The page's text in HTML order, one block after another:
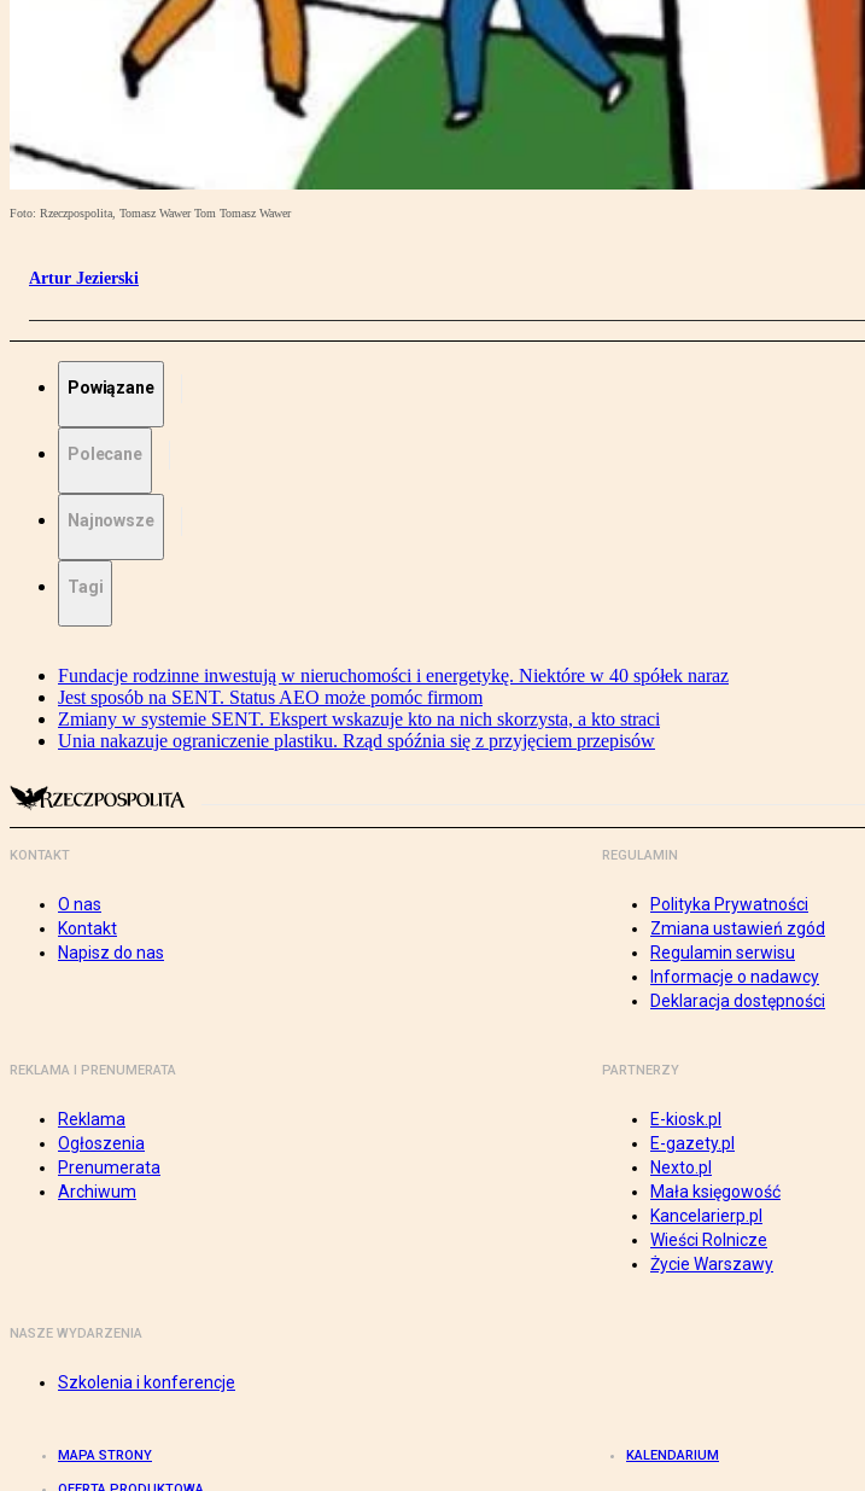
Foto: Rzeczpospolita, Tomasz Wawer Tom Tomasz Wawer
Artur Jezierski
Powiązane
Polecane
Najnowsze
Tagi
Fundacje rodzinne inwestują w nieruchomości i energetykę. Niektóre w 40 spółek naraz
Jest sposób na SENT. Status AEO może pomóc firmom
Zmiany w systemie SENT. Ekspert wskazuje kto na nich skorzysta, a kto straci
Unia nakazuje ograniczenie plastiku. Rząd spóźnia się z przyjęciem przepisów
KONTAKT
O nas
Kontakt
Napisz do nas
REGULAMIN
Polityka Prywatności
Zmiana ustawień zgód
Regulamin serwisu
Informacje o nadawcy
Deklaracja dostępności
REKLAMA I PRENUMERATA
Reklama
Ogłoszenia
Prenumerata
Archiwum
PARTNERZY
E-kiosk.pl
E-gazety.pl
Nexto.pl
Mała księgowość
Kancelarierp.pl
Wieści Rolnicze
Życie Warszawy
NASZE WYDARZENIA
Szkolenia i konferencje
MAPA STRONY KALENDARIUM